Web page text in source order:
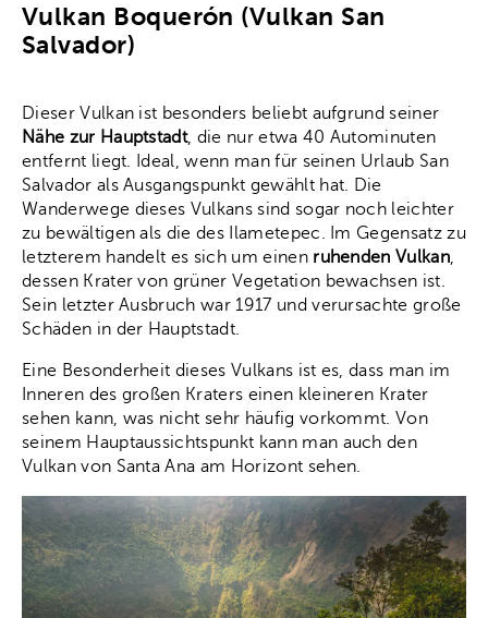
Vulkan Boquerón (Vulkan San
Salvador)
Dieser Vulkan ist besonders beliebt aufgrund seiner
Nähe zur Hauptstadt, die nur etwa 40 Autominuten
entfernt liegt. Ideal, wenn man für seinen Urlaub San
Salvador als Ausgangspunkt gewählt hat. Die
Wanderwege dieses Vulkans sind sogar noch leichter
zu bewältigen als die des Ilametepec. Im Gegensatz zu
letzterem handelt es sich um einen ruhenden Vulkan,
dessen Krater von grüner Vegetation bewachsen ist.
Sein letzter Ausbruch war 1917 und verursachte große
Schäden in der Hauptstadt.
Eine Besonderheit dieses Vulkans ist es, dass man im
Inneren des großen Kraters einen kleineren Krater
sehen kann, was nicht sehr häufig vorkommt. Von
seinem Hauptaussichtspunkt kann man auch den
Vulkan von Santa Ana am Horizont sehen.